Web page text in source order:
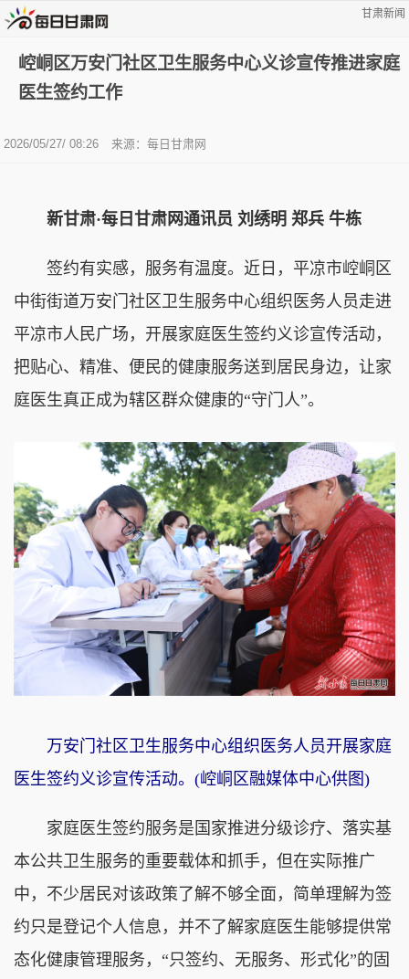
甘肃新闻
崆峒区万安门社区卫生服务中心义诊宣传推进家庭
医生签约工作
2026/05/27/ 08:26 来源：每日甘肃网
新甘肃·每日甘肃网通讯员 刘绣明 郑兵 牛栋
签约有实感，服务有温度。近日，平凉市崆峒区
中街街道万安门社区卫生服务中心组织医务人员走进
平凉市人民广场，开展家庭医生签约义诊宣传活动，
把贴心、精准、便民的健康服务送到居民身边，让家
庭医生真正成为辖区群众健康的“守门人”。
万安门社区卫生服务中心组织医务人员开展家庭
医生签约义诊宣传活动。(崆峒区融媒体中心供图)
家庭医生签约服务是国家推进分级诊疗、落实基
本公共卫生服务的重要载体和抓手，但在实际推广
中，不少居民对该政策了解不够全面，简单理解为签
约只是登记个人信息，并不了解家庭医生能够提供常
态化健康管理服务，“只签约、无服务、形式化”的固